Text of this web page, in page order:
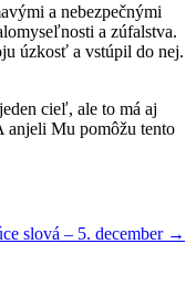
a nebezpečnými
a zúfalstva.
úzkosť a vstúpil do nej.
cieľ, ale to má aj
anjeli Mu pomôžu tento
slová – 5. december →